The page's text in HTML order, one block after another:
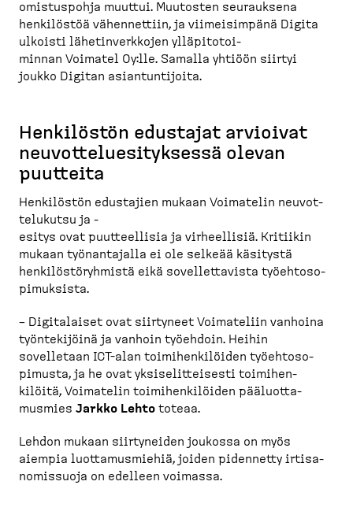
omistuspohja muuttui. Muutosten seurauksena
henkilöstöä vähennettiin, ja viimei­simpänä Digita
ulkoisti lähetin­verkkojen ylläpi­to­toi­
minnan Voimatel Oy:lle. Samalla yhtiöön siirtyi
joukko Digitan asiantun­tijoita.
Henkilöstön edustajat arvioivat
neuvot­te­lue­si­tyksessä olevan
puutteita
Henkilöstön edustajien mukaan Voimatelin neuvot­
te­lukutsu ja -​
esitys ovat puutteellisia ja virheellisiä. Kritiikin
mukaan työnan­tajalla ei ole selkeää käsitystä
henkilös­tö­ryhmistä eikä sovellet­tavista työehto­so­
pi­muksista.
– Digita­laiset ovat siirtyneet Voimateliin vanhoina
työnte­kijöinä ja vanhoin työehdoin. Heihin
sovelletaan ICT-​alan toimihen­ki­löiden työehto­so­
pimusta, ja he ovat yksise­lit­teisesti toimihen­
kilöitä, Voimatelin toimihen­ki­löiden pääluot­ta­
musmies Jarkko Lehto toteaa.
Lehdon mukaan siirty­neiden joukossa on myös
aiempia luotta­mus­miehiä, joiden pidennetty irtisa­
no­missuoja on edelleen voimassa.